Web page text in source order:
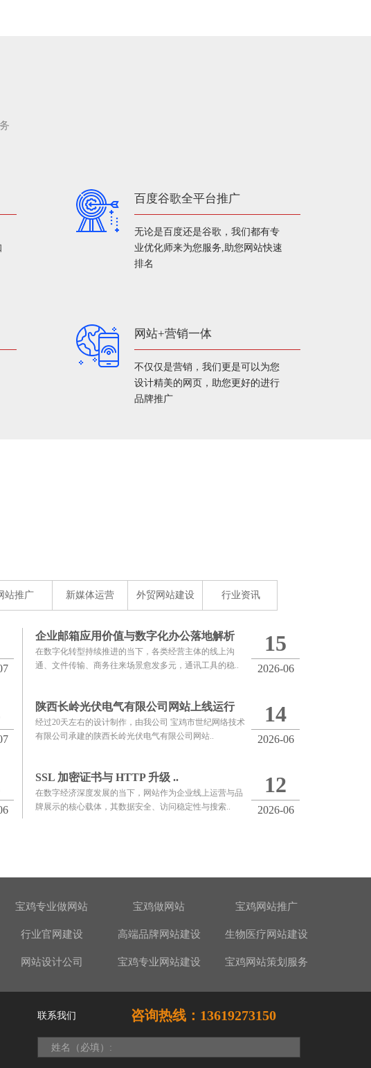
百度谷歌全平台推广
无论是百度还是谷歌，我们都有专
业优化师来为您服务,助您网站快速
排名
网站+营销一体
不仅仅是营销，我们更是可以为您
设计精美的网页，助您更好的进行
品牌推广
站推广 新媒体运营 外贸网站建设 行业资讯
15
2026-06
企业邮箱应用价值与数字化办公落地解析
在数字化转型持续推进的当下，各类经营主体的线上沟
通、文件传输、商务往来场景愈发多元，通讯工具的稳..
14
2026-06
陕西长岭光伏电气有限公司网站上线运行
经过20天左右的设计制作，由我公司 宝鸡市世纪网络技术
有限公司承建的陕西长岭光伏电气有限公司网站..
12
2026-06
SSL 加密证书与 HTTP 升级 ..
在数字经济深度发展的当下，网站作为企业线上运营与品
牌展示的核心载体，其数据安全、访问稳定性与搜索..
宝鸡专业做网站 宝鸡做网站 宝鸡网站推广
行业官网建设 高端品牌网站建设 生物医疗网站建设
网站设计公司 宝鸡专业网站建设 宝鸡网站策划服务
联系我们 咨询热线：13619273150
姓名（必填）: